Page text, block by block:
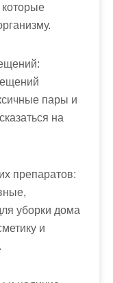
которые
пары и
на
препаратов:
уборки дома
и